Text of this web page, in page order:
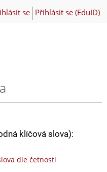
se Přihlásit se (EduID)
klíčová slova):
dle četnosti